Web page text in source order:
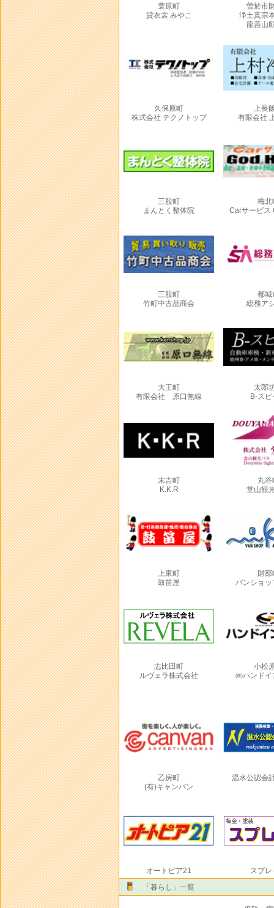
蓑原町
貸衣裳 みやこ
曽於市
浄土真宗
龍善山
久保原町
株式会社 テクノトップ
上長
有限会社
三股町
まんとく整体院
梅北
Carサービス
三股町
竹町中古品商会
都城
総務ア
大王町
有限会社 原口無線
太郎
B-スピ
末吉町
K.K.R
丸谷
堂山観
上東町
鼓笛屋
財部
バンショッ
志比田町
ルヴェラ株式会社
小松
㈱ハンドイ
乙房町
(有)キャンバン
温水公認会
オートピア21
スプレ
「暮らし」一覧